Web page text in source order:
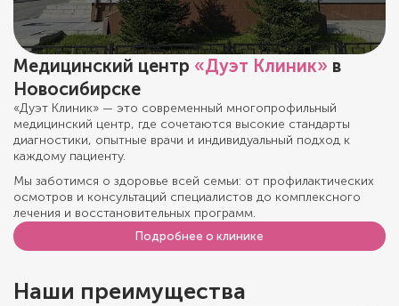
Медицинский центр «Дуэт Клиник» в
Новосибирске
«Дуэт Клиник» — это современный многопрофильный
медицинский центр, где сочетаются высокие стандарты
диагностики, опытные врачи и индивидуальный подход к
каждому пациенту.
Мы заботимся о здоровье всей семьи: от профилактических
осмотров и консультаций специалистов до комплексного
лечения и восстановительных программ.
Подробнее о клинике
Наши преимущества